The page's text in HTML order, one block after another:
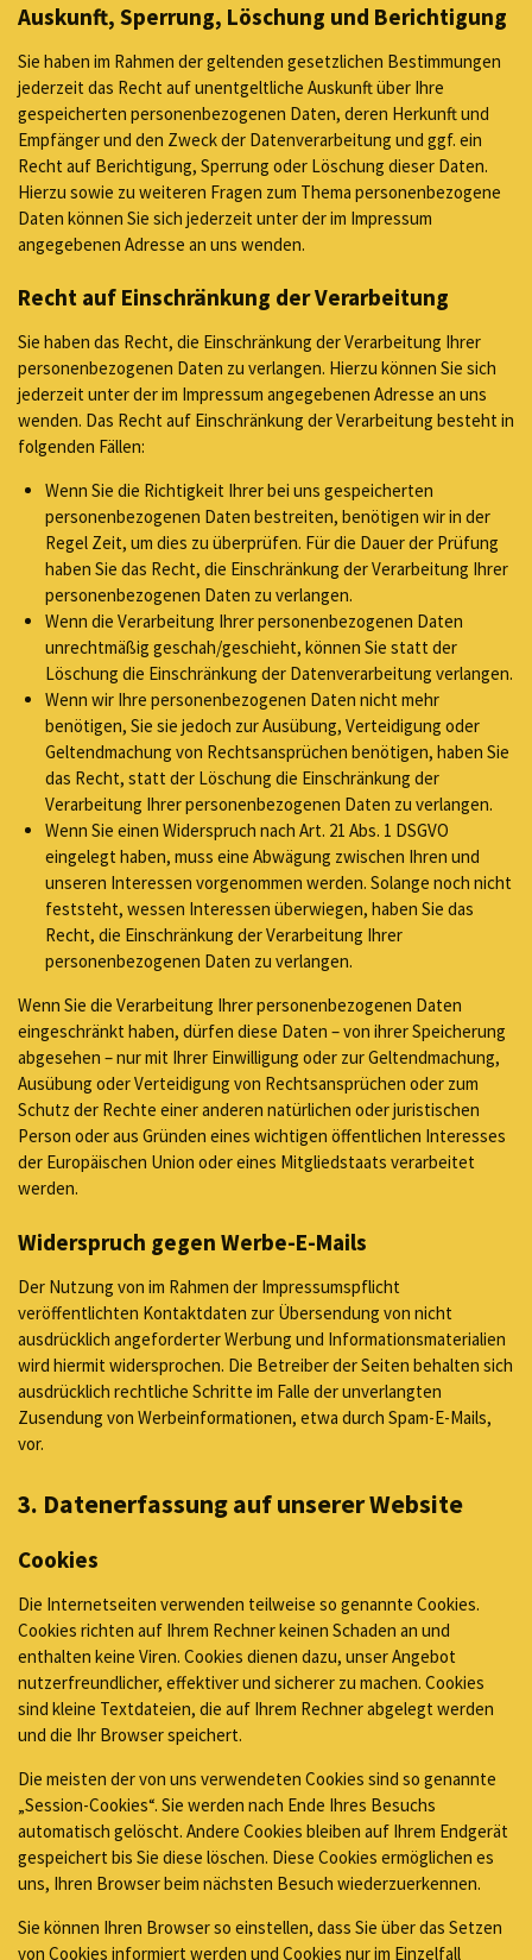
Auskunft, Sperrung, Löschung und Berichtigung
Sie haben im Rahmen der geltenden gesetzlichen Bestimmungen
jederzeit das Recht auf unentgeltliche Auskunft über Ihre
gespeicherten personenbezogenen Daten, deren Herkunft und
Empfänger und den Zweck der Datenverarbeitung und ggf. ein
Recht auf Berichtigung, Sperrung oder Löschung dieser Daten.
Hierzu sowie zu weiteren Fragen zum Thema personenbezogene
Daten können Sie sich jederzeit unter der im Impressum
angegebenen Adresse an uns wenden.
Recht auf Einschränkung der Verarbeitung
Sie haben das Recht, die Einschränkung der Verarbeitung Ihrer
personenbezogenen Daten zu verlangen. Hierzu können Sie sich
jederzeit unter der im Impressum angegebenen Adresse an uns
wenden. Das Recht auf Einschränkung der Verarbeitung besteht in
folgenden Fällen:
Wenn Sie die Richtigkeit Ihrer bei uns gespeicherten
personenbezogenen Daten bestreiten, benötigen wir in der
Regel Zeit, um dies zu überprüfen. Für die Dauer der Prüfung
haben Sie das Recht, die Einschränkung der Verarbeitung Ihrer
personenbezogenen Daten zu verlangen.
Wenn die Verarbeitung Ihrer personenbezogenen Daten
unrechtmäßig geschah/geschieht, können Sie statt der
Löschung die Einschränkung der Datenverarbeitung verlangen.
Wenn wir Ihre personenbezogenen Daten nicht mehr
benötigen, Sie sie jedoch zur Ausübung, Verteidigung oder
Geltendmachung von Rechtsansprüchen benötigen, haben Sie
das Recht, statt der Löschung die Einschränkung der
Verarbeitung Ihrer personenbezogenen Daten zu verlangen.
Wenn Sie einen Widerspruch nach Art. 21 Abs. 1 DSGVO
eingelegt haben, muss eine Abwägung zwischen Ihren und
unseren Interessen vorgenommen werden. Solange noch nicht
feststeht, wessen Interessen überwiegen, haben Sie das
Recht, die Einschränkung der Verarbeitung Ihrer
personenbezogenen Daten zu verlangen.
Wenn Sie die Verarbeitung Ihrer personenbezogenen Daten
eingeschränkt haben, dürfen diese Daten – von ihrer Speicherung
abgesehen – nur mit Ihrer Einwilligung oder zur Geltendmachung,
Ausübung oder Verteidigung von Rechtsansprüchen oder zum
Schutz der Rechte einer anderen natürlichen oder juristischen
Person oder aus Gründen eines wichtigen öffentlichen Interesses
der Europäischen Union oder eines Mitgliedstaats verarbeitet
werden.
Widerspruch gegen Werbe-E-Mails
Der Nutzung von im Rahmen der Impressumspflicht
veröffentlichten Kontaktdaten zur Übersendung von nicht
ausdrücklich angeforderter Werbung und Informationsmaterialien
wird hiermit widersprochen. Die Betreiber der Seiten behalten sich
ausdrücklich rechtliche Schritte im Falle der unverlangten
Zusendung von Werbeinformationen, etwa durch Spam-E-Mails,
vor.
3. Datenerfassung auf unserer Website
Cookies
Die Internetseiten verwenden teilweise so genannte Cookies.
Cookies richten auf Ihrem Rechner keinen Schaden an und
enthalten keine Viren. Cookies dienen dazu, unser Angebot
nutzerfreundlicher, effektiver und sicherer zu machen. Cookies
sind kleine Textdateien, die auf Ihrem Rechner abgelegt werden
und die Ihr Browser speichert.
Die meisten der von uns verwendeten Cookies sind so genannte
„Session-Cookies“. Sie werden nach Ende Ihres Besuchs
automatisch gelöscht. Andere Cookies bleiben auf Ihrem Endgerät
gespeichert bis Sie diese löschen. Diese Cookies ermöglichen es
uns, Ihren Browser beim nächsten Besuch wiederzuerkennen.
Sie können Ihren Browser so einstellen, dass Sie über das Setzen
von Cookies informiert werden und Cookies nur im Einzelfall